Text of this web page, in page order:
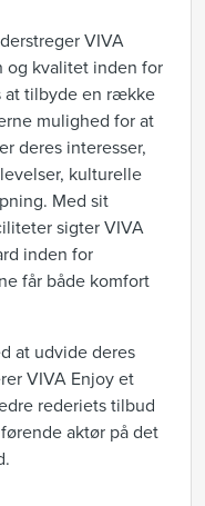
VIVA
og kvalitet inden for
at tilbyde en række
mulighed for at
deres interesser,
kulturelle
Med sit
sigter VIVA
inden for
får både komfort
at udvide deres
VIVA Enjoy et
rederiets tilbud
aktør på det